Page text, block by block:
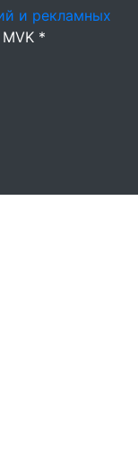
и рекламных
*